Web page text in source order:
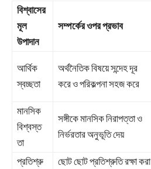
বিশ্বাসের
মূল
উপাদান
সম্পর্কের ওপর প্রভাব
আর্থিক
স্বচ্ছতা
অর্থনৈতিক বিষয়ে সন্দেহ দূর
করে ও পরিকল্পনা সহজ করে
মানসিক
বিশ্বস্ত
তা
সঙ্গীকে মানসিক নিরাপত্তা ও
নির্ভরতার অনুভূতি দেয়
প্রতিশ্রু
ছোট ছোট প্রতিশ্রুতি রক্ষা করা